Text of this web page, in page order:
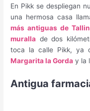
En Pikk se despliegan
una hermosa casa
más antiguas de Tallin
muralla de dos
toca la calle Pikk, ya
Margarita la Gorda y la
Antigua